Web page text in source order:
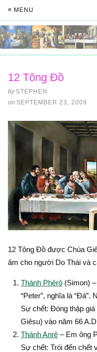
≡ MENU
12 Tông Đồ
by STEPHEN
on SEPTEMBER 23, 2009
12 Tông Đồ được Chúa
âm cho người Do Thái và
Thánh Phêrô (Simon)
“Peter”, nghĩa là
Sự chết: Ðóng thập
Giêsu) vào năm 66
Thánh Anrê – Em ông
Sự chết: Trói đến chết